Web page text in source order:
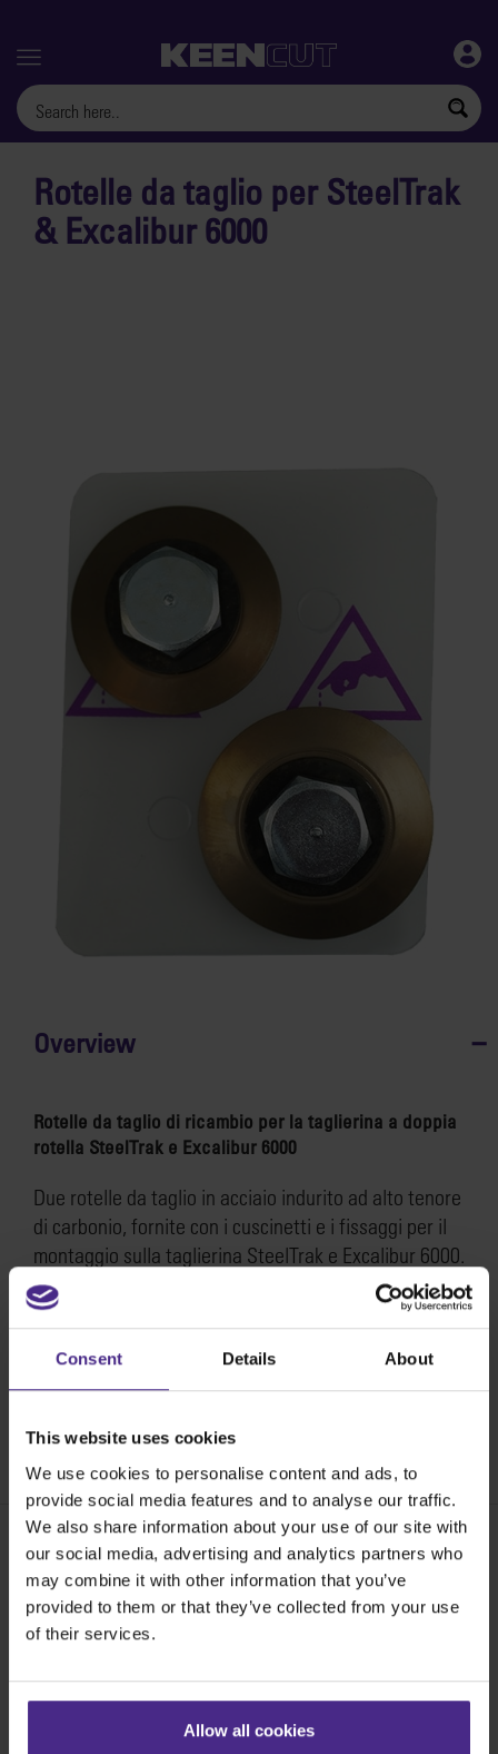
Consent Details About
This website uses cookies
We use cookies to personalise content and ads, to
provide social media features and to analyse our traffic.
We also share information about your use of our site with
our social media, advertising and analytics partners who
may combine it with other information that you’ve
provided to them or that they’ve collected from your use
of their services.
Allow all cookies
Menu
Rotelle da taglio per SteelTrak
& Excalibur 6000
Overview
Rotelle da taglio di ricambio per la taglierina a doppia
rotella SteelTrak e Excalibur 6000
Due rotelle da taglio in acciaio indurito ad alto tenore
di carbonio, fornite con i cuscinetti e i fissaggi per il
montaggio sulla taglierina SteelTrak e Excalibur 6000.
Le rotelle sono compatibili con tutte le taglierine a
doppia rotella di colore argento che recano la dicitura
N.B.: queste rotelle non sono compatibili con le
taglierine a doppia rotella dotate di piastra nera.
SKU:STCOW
Share:
Le macchine da taglio migliori al mondo